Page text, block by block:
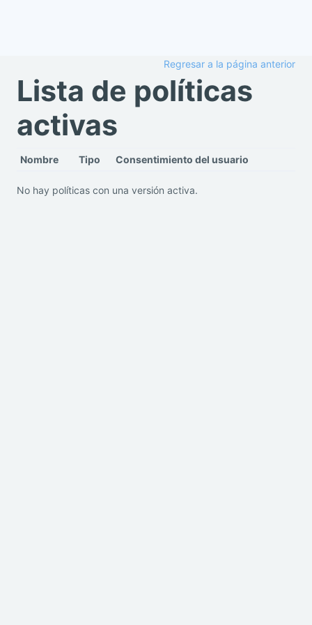
Regresar a la página anterior
Lista de políticas
activas
Nombre Tipo Consentimiento del usuario
No hay políticas con una versión activa.